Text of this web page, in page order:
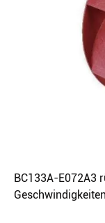
BC133A-E072A3